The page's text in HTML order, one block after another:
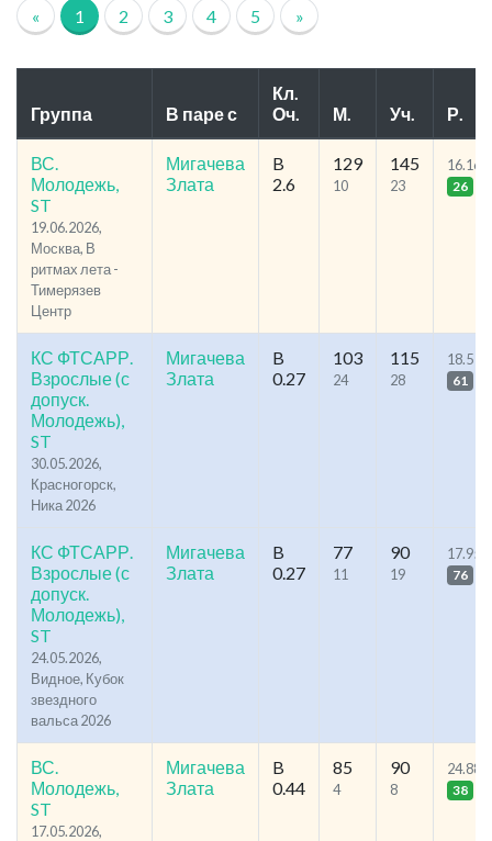
« 1 2 3 4 5 »
Группа В паре с
Кл.
Оч.
М. Уч. Р.
ВС.
Молодежь,
ST
19.06.2026,
Москва, В
ритмах лета -
Тимерязев
Центр
Мигачева
Злата
B
2.6
129
10
145
23
16.16
26
КС ФТСАРР.
Взрослые (с
допуск.
Молодежь),
ST
30.05.2026,
Красногорск,
Ника 2026
Мигачева
Злата
B
0.27
103
24
115
28
18.5
61
КС ФТСАРР.
Взрослые (с
допуск.
Молодежь),
ST
24.05.2026,
Видное, Кубок
звездного
вальса 2026
Мигачева
Злата
B
0.27
77
11
90
19
17.95
76
ВС.
Молодежь,
ST
17.05.2026,
Мигачева
Злата
B
0.44
85
4
90
8
24.88
38